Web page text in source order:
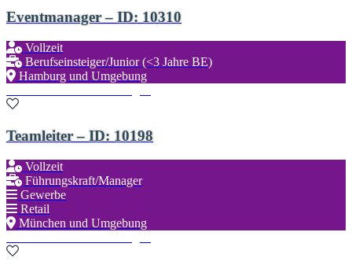
Eventmanager – ID: 10310
Vollzeit
Berufseinsteiger/Junior (<3 Jahre BE)
Hamburg und Umgebung
Teamleiter – ID: 10198
Vollzeit
Führungskraft/Manager
Gewerbe
Retail
München und Umgebung